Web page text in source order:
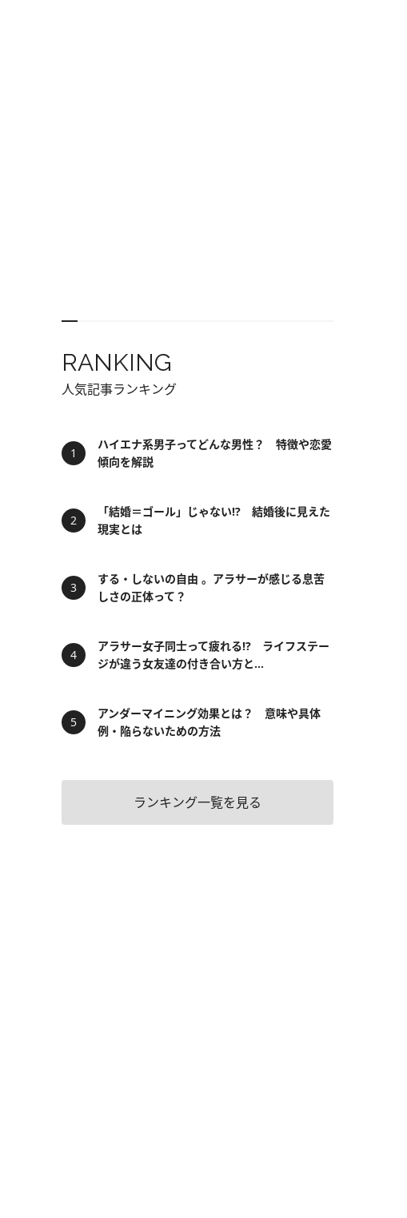
RANKING
人気記事ランキング
ハイエナ系男子ってどんな男性？ 特徴や恋愛
傾向を解説
「結婚＝ゴール」じゃない⁉ 結婚後に見えた
現実とは
する・しないの自由 。アラサーが感じる息苦
しさの正体って？
アラサー女子同士って疲れる⁉ ライフステー
ジが違う女友達の付き合い方と...
アンダーマイニング効果とは？ 意味や具体
例・陥らないための方法
ランキング一覧を見る